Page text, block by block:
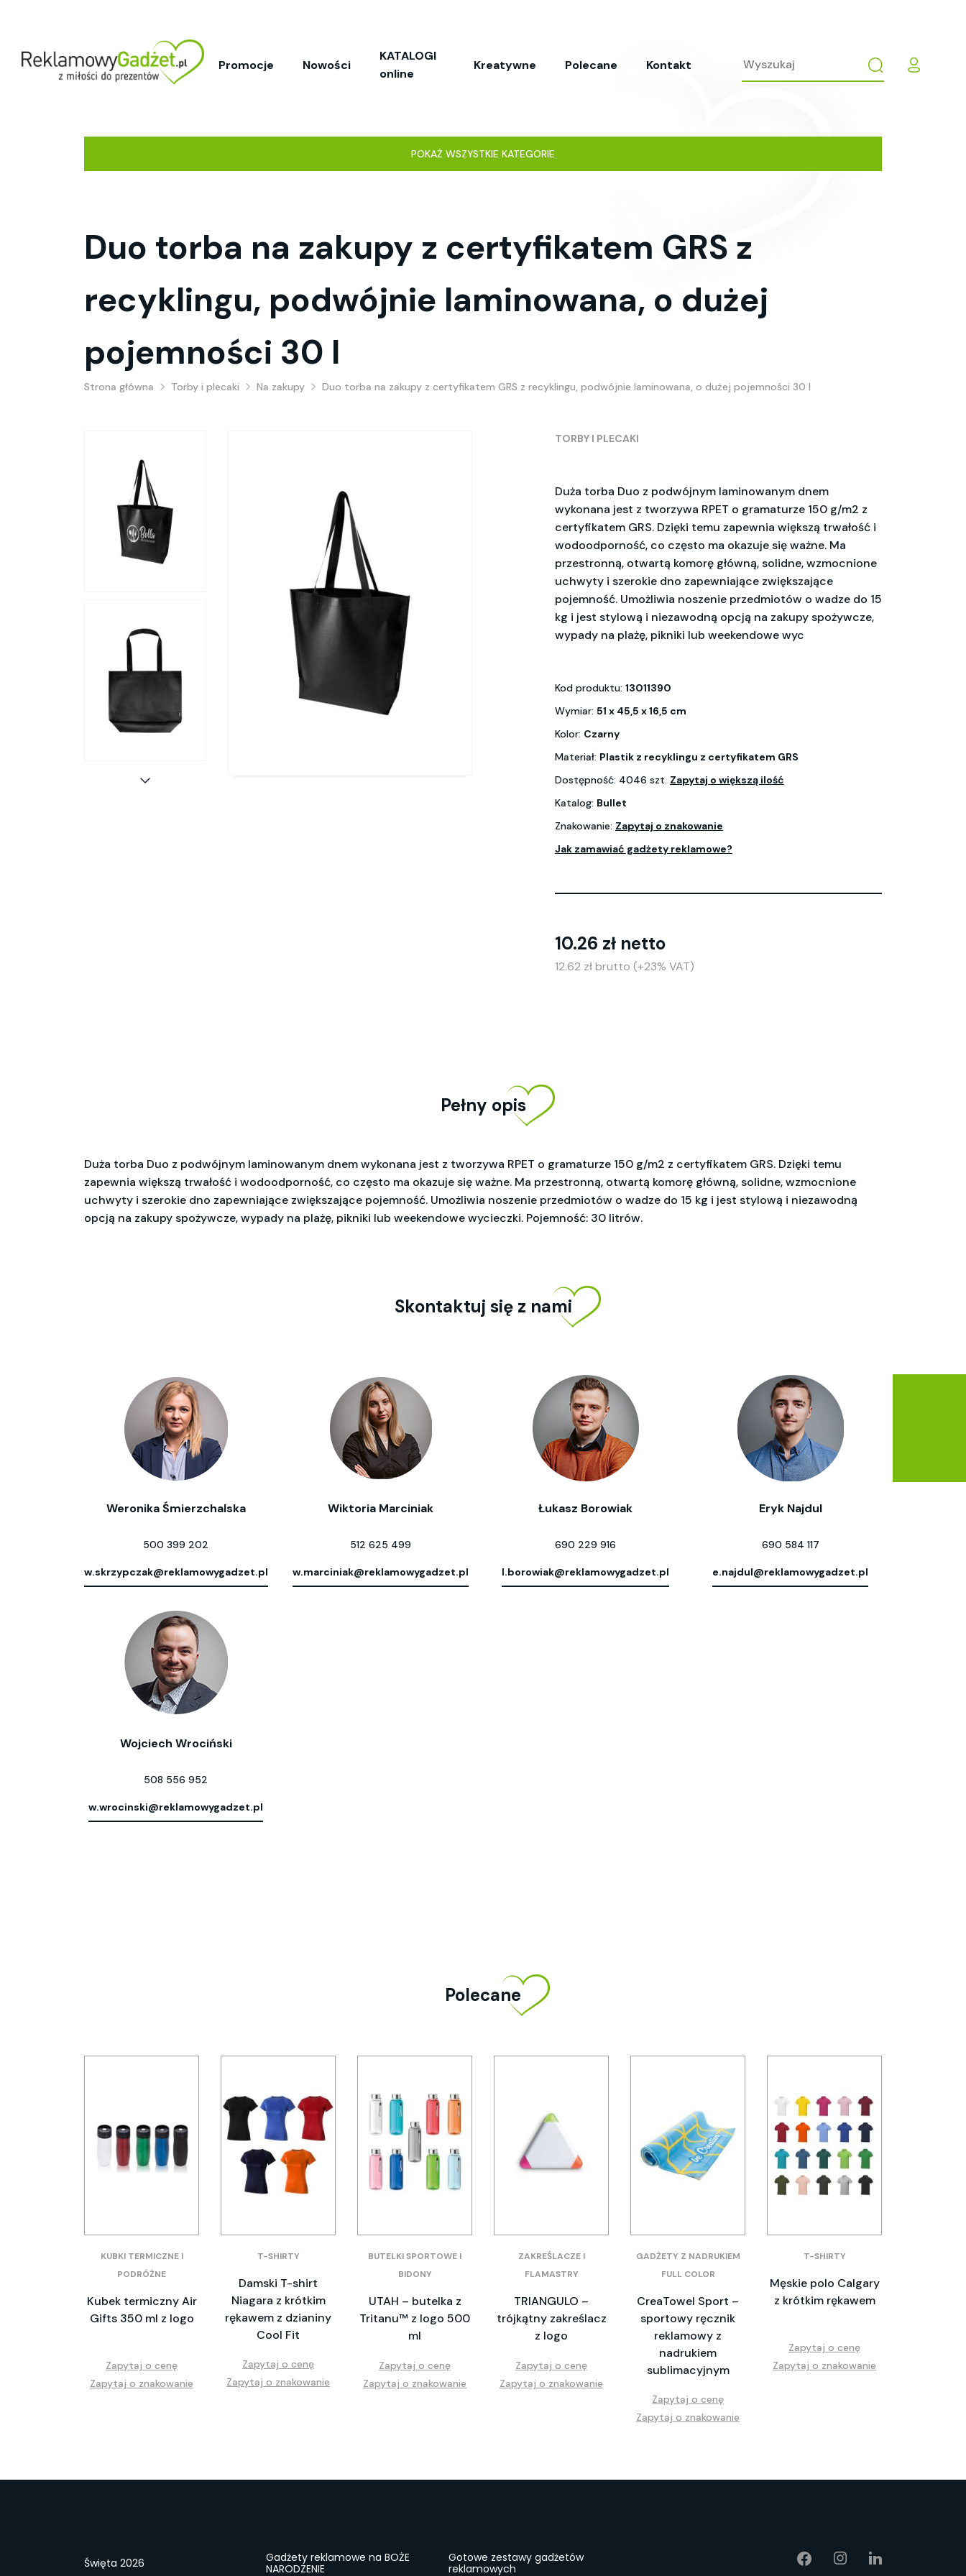
Promocje Nowości
KATALOGI
online
Kreatywne Polecane Kontakt
POKAŻ WSZYSTKIE KATEGORIE
Duo torba na zakupy z certyfikatem GRS z
recyklingu, podwójnie laminowana, o dużej
pojemności 30 l
Strona główna Torby i plecaki Na zakupy Duo torba na zakupy z certyfikatem GRS z recyklingu, podwójnie laminowana, o dużej pojemności 30 l
TORBY I PLECAKI
Duża torba Duo z podwójnym laminowanym dnem
wykonana jest z tworzywa RPET o gramaturze 150 g/m2 z
certyfikatem GRS. Dzięki temu zapewnia większą trwałość i
wodoodporność, co często ma okazuje się ważne. Ma
przestronną, otwartą komorę główną, solidne, wzmocnione
uchwyty i szerokie dno zapewniające zwiększające
pojemność. Umożliwia noszenie przedmiotów o wadze do 15
kg i jest stylową i niezawodną opcją na zakupy spożywcze,
wypady na plażę, pikniki lub weekendowe wyc
Kod produktu: 13011390
Wymiar: 51 x 45,5 x 16,5 cm
Kolor: Czarny
Materiał: Plastik z recyklingu z certyfikatem GRS
Dostępność: 4046 szt. Zapytaj o większą ilość
Katalog: Bullet
Znakowanie: Zapytaj o znakowanie
Jak zamawiać gadżety reklamowe?
10.26 zł netto
12.62 zł brutto (+23% VAT)
Pełny opis
Duża torba Duo z podwójnym laminowanym dnem wykonana jest z tworzywa RPET o gramaturze 150 g/m2 z certyfikatem GRS. Dzięki temu
zapewnia większą trwałość i wodoodporność, co często ma okazuje się ważne. Ma przestronną, otwartą komorę główną, solidne, wzmocnione
uchwyty i szerokie dno zapewniające zwiększające pojemność. Umożliwia noszenie przedmiotów o wadze do 15 kg i jest stylową i niezawodną
opcją na zakupy spożywcze, wypady na plażę, pikniki lub weekendowe wycieczki. Pojemność: 30 litrów.
Skontaktuj się z nami
Weronika Śmierzchalska
500 399 202
w.skrzypczak@reklamowygadzet.pl
Wiktoria Marciniak
512 625 499
w.marciniak@reklamowygadzet.pl
Łukasz Borowiak
690 229 916
l.borowiak@reklamowygadzet.pl
Eryk Najdul
690 584 117
e.najdul@reklamowygadzet.pl
Wojciech Wrociński
508 556 952
w.wrocinski@reklamowygadzet.pl
Polecane
KUBKI TERMICZNE I
PODRÓŻNE
Kubek termiczny Air
Gifts 350 ml z logo
Zapytaj o cenę
Zapytaj o znakowanie
T-SHIRTY
Damski T-shirt
Niagara z krótkim
rękawem z dzianiny
Cool Fit
Zapytaj o cenę
Zapytaj o znakowanie
BUTELKI SPORTOWE I
BIDONY
UTAH – butelka z
Tritanu™ z logo 500
ml
Zapytaj o cenę
Zapytaj o znakowanie
ZAKREŚLACZE I
FLAMASTRY
TRIANGULO –
trójkątny zakreślacz
z logo
Zapytaj o cenę
Zapytaj o znakowanie
GADŻETY Z NADRUKIEM
FULL COLOR
CreaTowel Sport –
sportowy ręcznik
reklamowy z
nadrukiem
sublimacyjnym
Zapytaj o cenę
Zapytaj o znakowanie
T-SHIRTY
Męskie polo Calgary
z krótkim rękawem
Zapytaj o cenę
Zapytaj o znakowanie
Święta 2026
Gadżety reklamowe na BOŻE
NARODZENIE
Gotowe zestawy gadżetów
reklamowych